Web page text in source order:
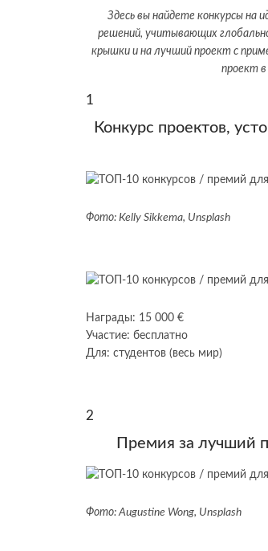
Здесь вы найдете конкурсы на
решений, учитывающих
крышки и на лучший проект с
проект
1
Конкурс проектов,
Фото: Kelly Sikkema, Unsplash
Награды: 15 000 €
Участие: бесплатно
Для: студентов (весь мир)
2
Премия за лучший
Фото:Augustine Wong, Unsplash